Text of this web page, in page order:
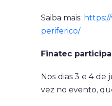
Saiba mais:
periferico/
Finatec
Nos dias 3 e 4 de
vez no evento,